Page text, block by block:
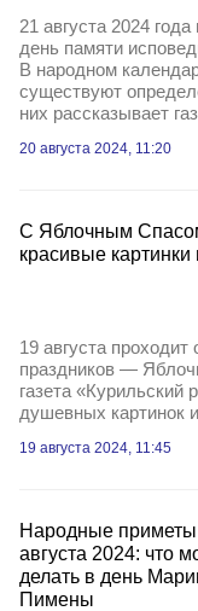
21 августа 2024
день памяти
В народном
существуют
них рассказывает
20 августа 2024, 11:20
С Яблочным
красивые картинки
19 августа
праздников —
газета «Курильский
душевных картинок
19 августа 2024, 11:45
Народные
августа 2024: что
делать в день
Пимены